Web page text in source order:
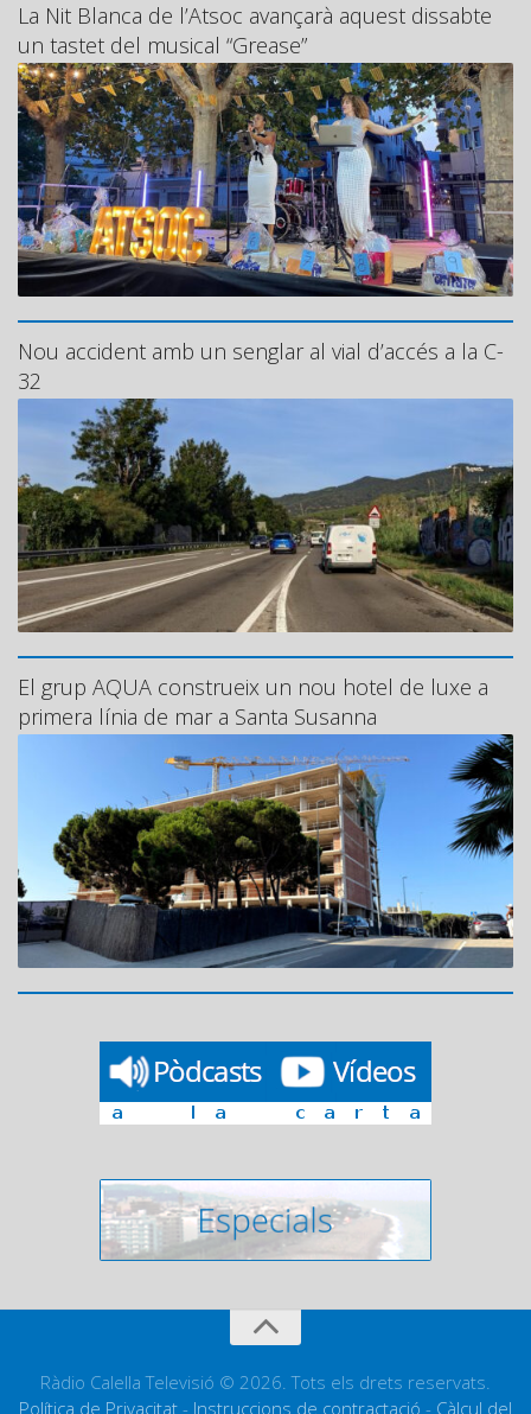
La Nit Blanca de l’Atsoc avançarà aquest dissabte
un tastet del musical “Grease”
Nou accident amb un senglar al vial d’accés a la C-
32
El grup AQUA construeix un nou hotel de luxe a
primera línia de mar a Santa Susanna
Ràdio Calella Televisió © 2026. Tots els drets reservats.
Política de Privacitat - Instruccions de contractació - Càlcul del